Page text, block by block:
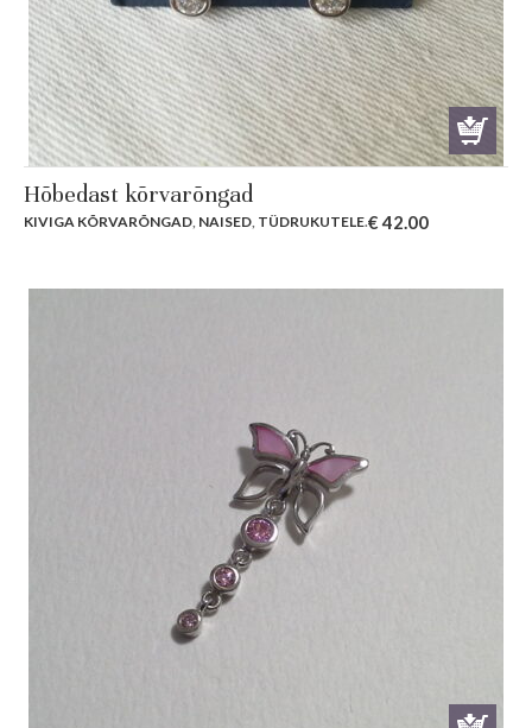
Hõbedast kõrvarõngad
KIVIGA KÕRVARÕNGAD NAISED TÜDRUKUTELE.€42.00